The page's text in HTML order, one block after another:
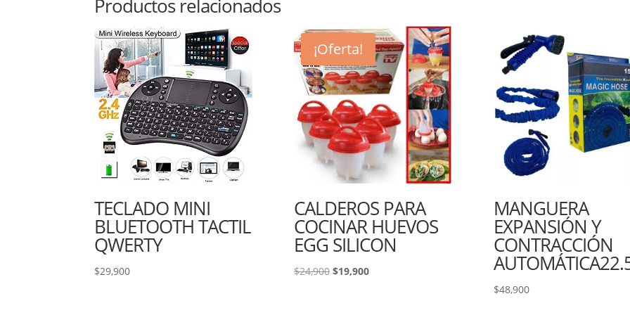
Productos relacionados
TECLADO MINI
BLUETOOTH TACTIL
QWERTY
$29,900
¡Oferta!
CALDEROS PARA
COCINAR HUEVOS
EGG SILICON
$24,900 El
$19,900El
MANGUERA
EXPANSIÓN Y
CONTRACCIÓN
$48,900